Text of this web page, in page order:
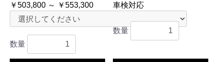
￥503,800 ～ ￥553,300
数量
車検対応
数量